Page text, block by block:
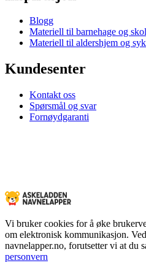
Blogg
Materiell til barnehage og
Materiell til aldershjem og
Kundesenter
Kontakt oss
Spørsmål og svar
Fornøydgaranti
Vi bruker cookies for å øke
om elektronisk kommunikasjon.
navnelapper.no, forutsetter vi at du
personvern